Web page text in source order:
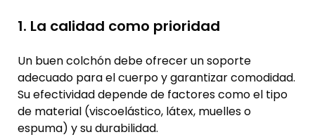
1. La calidad como prioridad
Un buen colchón debe ofrecer un soporte
adecuado para el cuerpo y garantizar comodidad.
Su efectividad depende de factores como el tipo
de material (viscoelástico, látex, muelles o
espuma) y su durabilidad.